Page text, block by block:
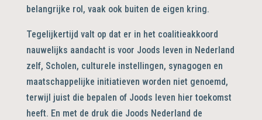
belangrijke rol, vaak ook buiten de eigen kring.
Tegelijkertijd valt op dat er in het coalitieakkoord
nauwelijks aandacht is voor Joods leven in Nederland
zelf, Scholen, culturele instellingen, synagogen en
maatschappelijke initiatieven worden niet genoemd,
terwijl juist die bepalen of Joods leven hier toekomst
heeft. En met de druk die Joods Nederland de